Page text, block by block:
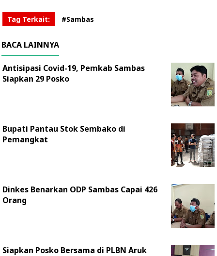
Tag Terkait: #Sambas
BACA LAINNYA
Antisipasi Covid-19, Pemkab Sambas
Siapkan 29 Posko
Bupati Pantau Stok Sembako di
Pemangkat
Dinkes Benarkan ODP Sambas Capai 426
Orang
Siapkan Posko Bersama di PLBN Aruk